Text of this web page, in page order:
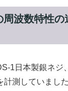
周波数特性の
1日本製銀ネジ
計測していまし